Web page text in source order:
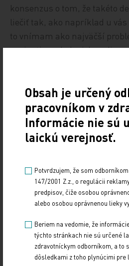
konsenzus o tom, že takéto
liečiť tak, ako napríklad u vás
to vnímam ako najväčší
pacienti s onkologickou
medikáciu neodoberie, ale
Ale pacientov s DMD, ktorí
jedinú terapiu, odstrihneme
na liečbu, ktorú majú. Ako by
že schopnosť chôdze je len
to, že pacienti môžu lepšie
na funkciu horných končatín,
srdca, žuvanie, hltanie atď.
Stretávame sa na
v Českej republike
Obsah je určený
pracovníkom v
Informácie nie sú
laickú verejnosť.
Potvrdzujem, že som
147/2001 Z.z., o regulácii
predpisov, čiže osobou
alebo osobou oprávnenou lieky
Beriem na vedomie, že
týchto stránkach nie sú určené
zdravotníckym odborníkom, a to
dôsledkami z toho plynúcimi pre